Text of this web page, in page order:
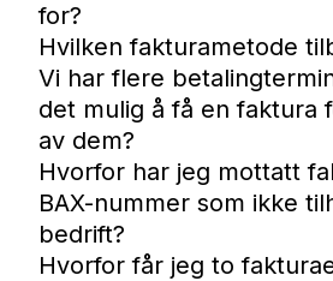
for?
Hvilken fakturametode
Vi har flere
det mulig å få en faktura
av dem?
Hvorfor har jeg mottatt
BAX-nummer som ikke
bedrift?
Hvorfor får jeg to